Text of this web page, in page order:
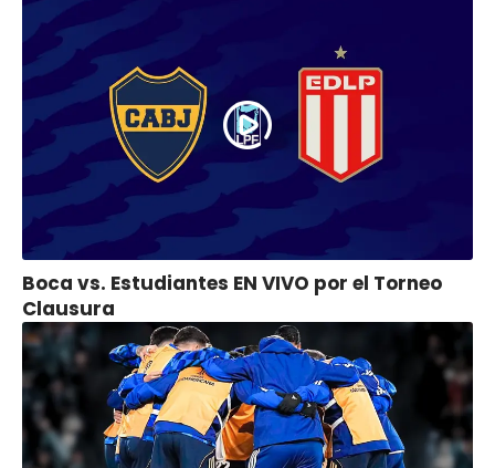
Boca vs. Estudiantes EN VIVO por el Torneo
Clausura